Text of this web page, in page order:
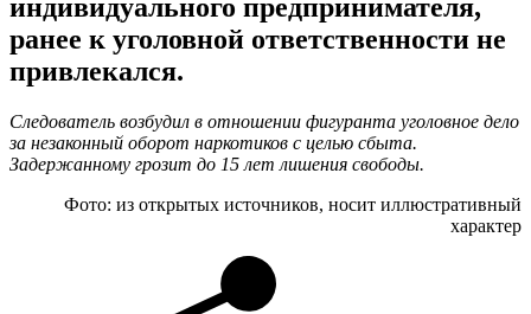
индивидуального предпринимателя,
ранее к уголовной ответственности не
привлекался.
Следователь возбудил в отношении фигуранта уголовное дело
за незаконный оборот наркотиков с целью сбыта.
Задержанному грозит до 15 лет лишения свободы.
Фото: из открытых источников, носит иллюстративный
характер